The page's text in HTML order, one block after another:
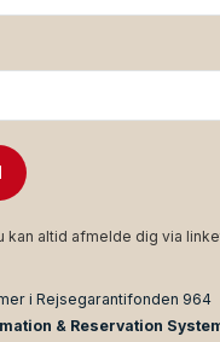
kan altid afmelde dig via
i Rejsegarantifonden 964
& Reservation